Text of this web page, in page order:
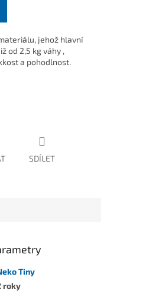
jehož hlavní
od 2,5 kg váhy ,
a pohodlnost.
SDÍLET
Tiny
roky